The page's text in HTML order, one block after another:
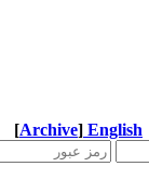
English
[Archive]